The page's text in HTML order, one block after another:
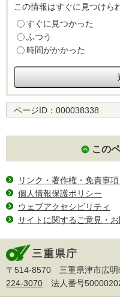
この情報はすぐに見つけら
すぐに見つかった
ふつう
時間がかかった
ページID： 000038338
この
リンク・著作権・免責事
個人情報保護ポリシー
ウェブアクセシビリティ
サイトに関するご意見・
〒514-8570 三重県津市広
224-3070 法人番号